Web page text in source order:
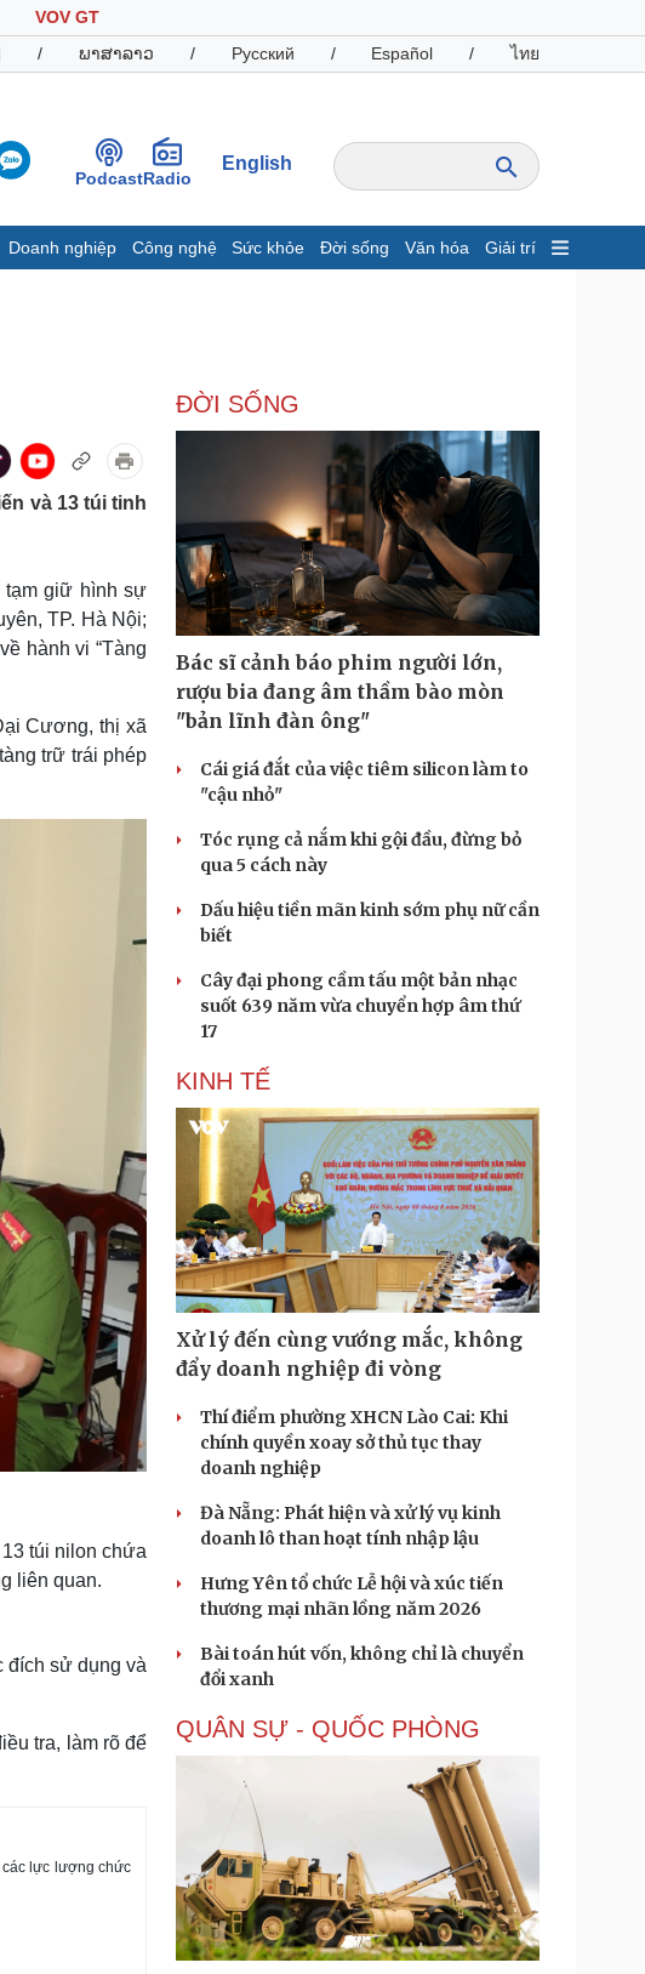
VOV GT
/ ພາສາລາວ / Русский / Español / ไทย
PodcastRadio
English
Doanh nghiệp Công nghệ Sức khỏe Đời sống Văn hóa Giải trí
Giá cà phê
Doanh nghiệp
Thông tin doanh nghiệp
Doanh nghiệp 24h
Doanh nhân
Vì cộng đồng
Công nghệ
Sành điệu
Tin Công nghệ
Trải nghiệm
Chuyển đổi số
Săn Tour
check-in
Podcast
Đọc truyện đêm khuya
Cửa sổ tình yêu
Kể chuyện cho bé
và 13 túi tinh
tạm giữ hình sự
TP. Hà Nội;
hành vi “Tàng
Cương, thị xã
trữ trái phép
túi nilon chứa
liên quan.
đích sử dụng và
tra, làm rõ để
các lực lượng chức
ĐỜI SỐNG
Bác sĩ cảnh báo phim người lớn,
rượu bia đang âm thầm bào mòn
"bản lĩnh đàn ông"
Cái giá đắt của việc tiêm silicon làm to
"cậu nhỏ"
Tóc rụng cả nắm khi gội đầu, đừng bỏ
qua 5 cách này
Dấu hiệu tiền mãn kinh sớm phụ nữ cần
biết
Cây đại phong cầm tấu một bản nhạc
suốt 639 năm vừa chuyển hợp âm thứ
17
KINH TẾ
Xử lý đến cùng vướng mắc, không
đẩy doanh nghiệp đi vòng
Thí điểm phường XHCN Lào Cai: Khi
chính quyền xoay sở thủ tục thay
doanh nghiệp
Đà Nẵng: Phát hiện và xử lý vụ kinh
doanh lô than hoạt tính nhập lậu
Hưng Yên tổ chức Lễ hội và xúc tiến
thương mại nhãn lồng năm 2026
Bài toán hút vốn, không chỉ là chuyển
đổi xanh
QUÂN SỰ - QUỐC PHÒNG